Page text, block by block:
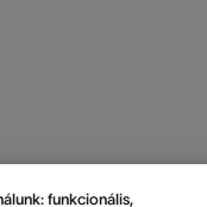
funkcionális,